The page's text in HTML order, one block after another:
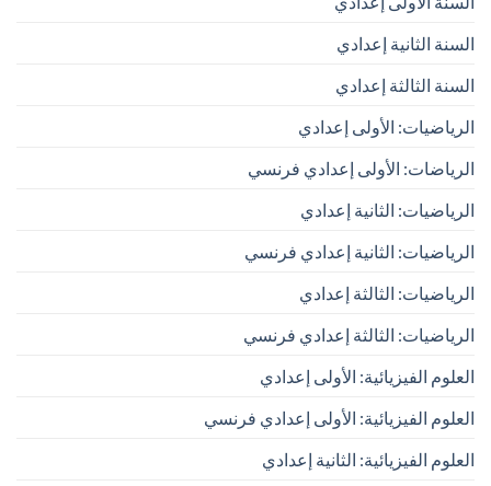
السنة الثانية إعدادي
السنة الثالثة إعدادي
الرياضيات: الأولى إعدادي
الرياضات: الأولى إعدادي فرنسي
الرياضيات: الثانية إعدادي
الرياضيات: الثانية إعدادي فرنسي
الرياضيات: الثالثة إعدادي
الرياضيات: الثالثة إعدادي فرنسي
العلوم الفيزيائية: الأولى إعدادي
العلوم الفيزيائية: الأولى إعدادي فرنسي
العلوم الفيزيائية: الثانية إعدادي